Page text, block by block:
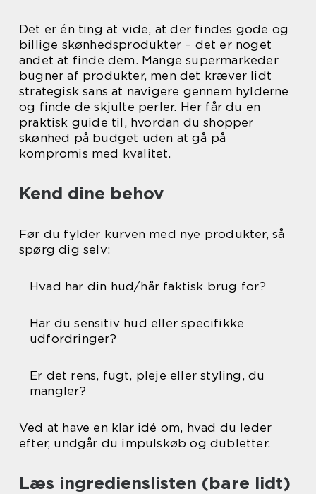
Det er én ting at vide, at der findes gode og
billige skønhedsprodukter – det er noget
andet at finde dem. Mange supermarkeder
bugner af produkter, men det kræver lidt
strategisk sans at navigere gennem hylderne
og finde de skjulte perler. Her får du en
praktisk guide til, hvordan du shopper
skønhed på budget uden at gå på
kompromis med kvalitet.
Kend dine behov
Før du fylder kurven med nye produkter, så
spørg dig selv:
Hvad har din hud/hår faktisk brug for?
Har du sensitiv hud eller specifikke
udfordringer?
Er det rens, fugt, pleje eller styling, du
mangler?
Ved at have en klar idé om, hvad du leder
efter, undgår du impulskøb og dubletter.
Læs ingredienslisten (bare lidt)